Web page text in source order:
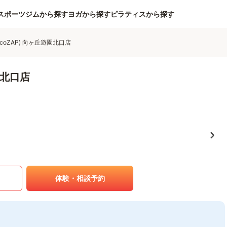
ポーツジムから探すヨガから探すピラティスから探す
向ヶ丘遊園北口店
口店
体験・相談予約